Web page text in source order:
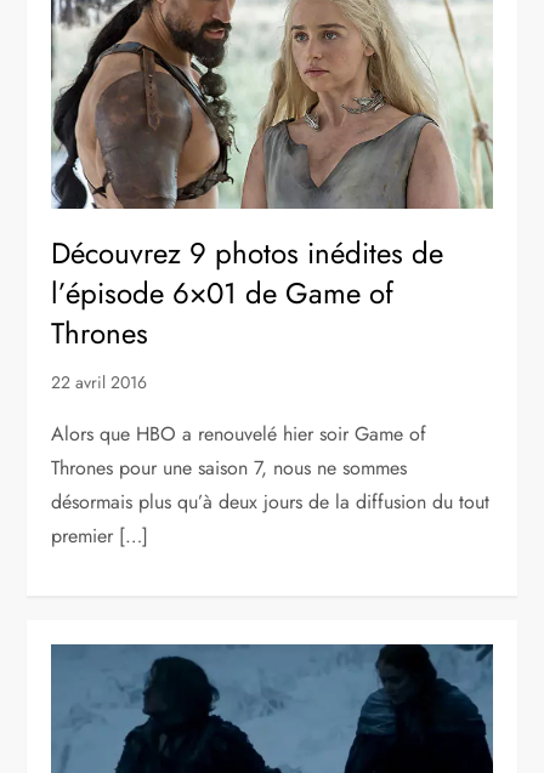
Découvrez 9 photos inédites de
l’épisode 6×01 de Game of
Thrones
22 avril 2016
Alors que HBO a renouvelé hier soir Game of
Thrones pour une saison 7, nous ne sommes
désormais plus qu’à deux jours de la diffusion du tout
premier […]